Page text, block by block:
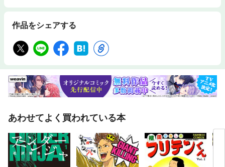
作品をシェアする
あわせてよく買われている本